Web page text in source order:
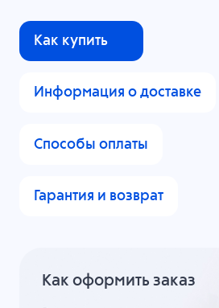
Как купить
Информация о доставке
Способы оплаты
Гарантия и возврат
Как оформить заказ